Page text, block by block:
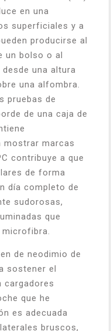
en una
superficiales y a
producirse al
un bolso o al
una altura
una alfombra.
pruebas de
de una caja de
mostrar marcas
contribuye a que
de forma
día completo de
sudorosas,
que
microfibra.
de neodimio de
sostener el
cargadores
que he
es adecuada
bruscos,